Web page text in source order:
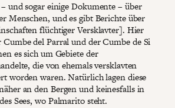
und sogar einige Dokumente – über
Menschen, und es gibt Berichte über
flüchtiger Versklavter]. Hier
del Parral und der Cumbe de Si
es sich um Gebiete der
die von ehemals versklavten
worden waren. Natürlich lagen diese
an den Bergen und keinesfalls in
Sees, wo Palmarito steht.